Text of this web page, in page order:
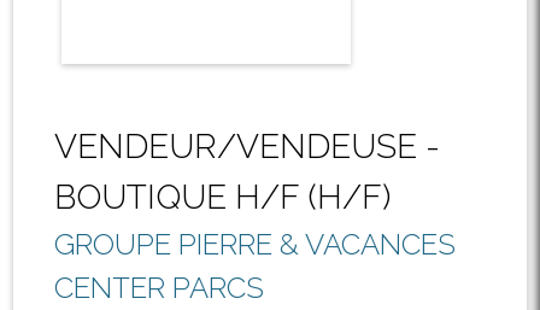
VENDEUR/VENDEUSE -
BOUTIQUE H/F (H/F)
GROUPE PIERRE & VACANCES
CENTER PARCS